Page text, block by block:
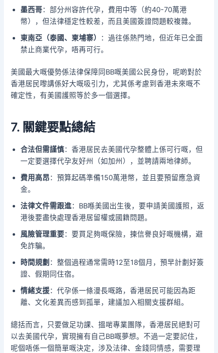
墨西哥：部分州容許代孕，費用中等（約40-70萬港
幣），但法律穩定性較差，而且美國簽證問題較複雜。
東南亞（泰國、柬埔寨） ：過往係熱門地，但近年已全面
禁止商業代孕，唔再可行。
美國最大嘅優勢係法律保障同BB嘅美國公民身份，呢啲對於
香港居民嚟講係好大嘅吸引力，尤其係考慮到香港未來嘅不
確定性，有美國護照等於多一個選擇。
7. 關鍵要點總結
合法但需謹慎：香港居民去美國代孕整體上係可行嘅，但
一定要選擇代孕友好州（如加州），並聘請兩地律師。
費用高昂：預算起碼準備150萬港幣，並且要預留應急資
金。
法律文件需跟進：BB喺美國出生後，要申請美國護照，返
港後要盡快處理香港居留權或國籍問題。
風險管理重要：要買足夠嘅保險，揀信譽良好嘅機構，避
免詐騙。
時間規劃 ：整個過程通常需時12至18個月，預早計劃好簽
證、假期同住宿。
情緒支援：代孕係一條漫長嘅路，香港居民可能因為距
離、文化差異而感到孤單，建議加入相關支援群組。
總括而言，只要做足功課、搵啱專業團隊，香港居民絕對可
以去美國代孕，實現擁有自己BB嘅夢想。不過一定要記住，
呢個唔係一個簡單嘅決定，涉及法律、金錢同情感，需要理